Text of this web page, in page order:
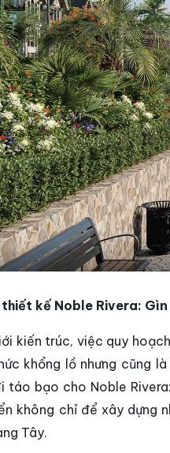
kế Noble Rivera:
kiến trúc, việc quy
khổng lồ nhưng cũng
táo bạo cho Noble
không chỉ để xây dựng
Tây.